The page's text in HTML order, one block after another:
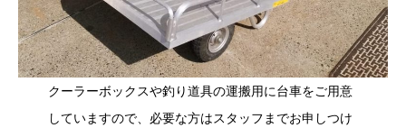
クーラーボックスや釣り道具の運搬用に台車をご用意
していますので、必要な方はスタッフまでお申しつけ